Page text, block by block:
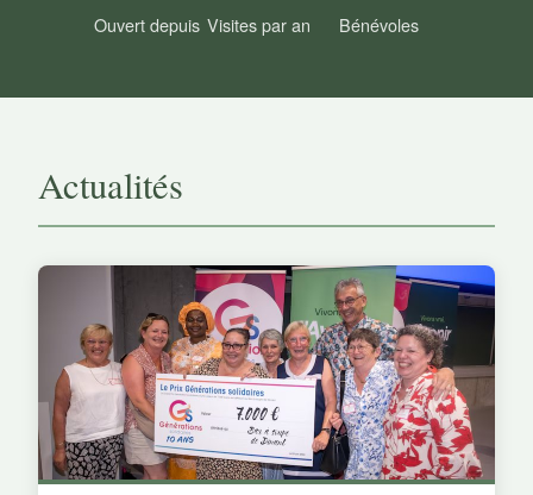
Ouvert depuis Visites par an Bénévoles
Actualités